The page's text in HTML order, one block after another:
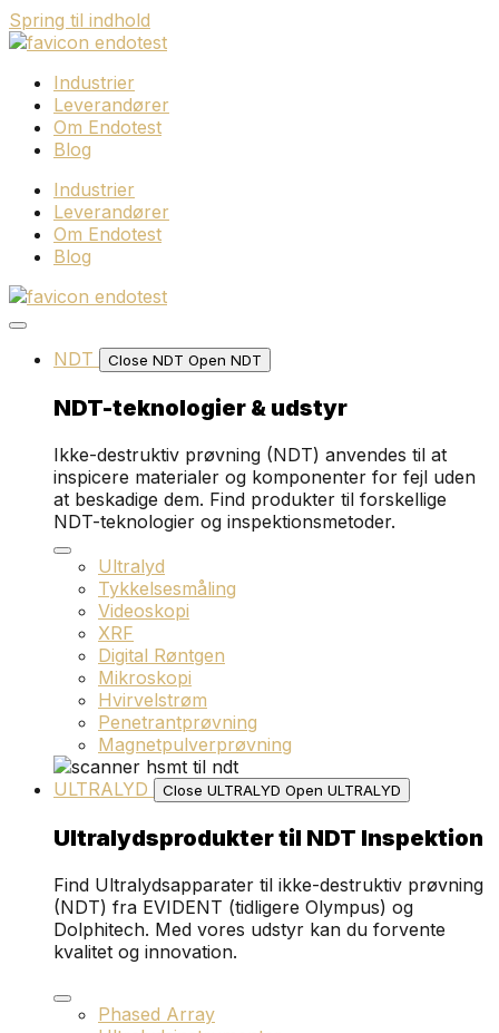
Spring til indhold
Industrier
Leverandører
Om Endotest
Blog
Industrier
Leverandører
Om Endotest
Blog
NDT Close NDT Open NDT
NDT-teknologier & udstyr
Ikke-destruktiv prøvning (NDT) anvendes til at
inspicere materialer og komponenter for fejl uden
at beskadige dem. Find produkter til forskellige
NDT-teknologier og inspektionsmetoder.
Ultralyd
Tykkelsesmåling
Videoskopi
XRF
Digital Røntgen
Mikroskopi
Hvirvelstrøm
Penetrantprøvning
Magnetpulverprøvning
ULTRALYD
Close ULTRALYD Open ULTRALYD
Ultralydsprodukter til NDT Inspektion
Find Ultralydsapparater til ikke-destruktiv prøvning
(NDT) fra EVIDENT (tidligere Olympus) og
Dolphitech. Med vores udstyr kan du forvente
kvalitet og innovation.
Phased Array